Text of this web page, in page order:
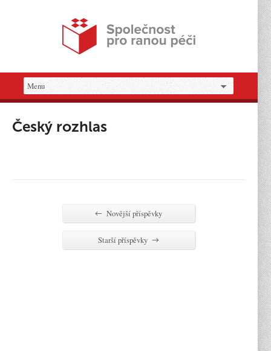
Český rozhlas
← Novější příspěvky
Starší příspěvky →